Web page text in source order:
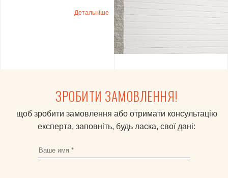
Детальніше
ЗРОБИТИ ЗАМОВЛЕННЯ!
щоб зробити замовлення або отримати консультацію
експерта, заповніть, будь ласка, свої дані: